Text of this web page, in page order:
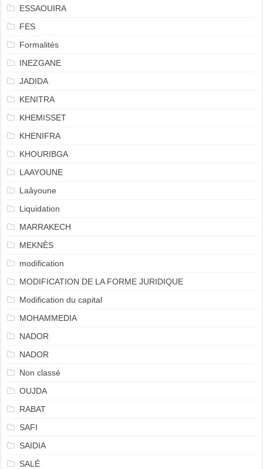
ESSAOUIRA
FES
Formalités
INEZGANE
JADIDA
KENITRA
KHEMISSET
KHENIFRA
KHOURIBGA
LAAYOUNE
Laâyoune
Liquidation
MARRAKECH
MEKNÈS
modification
MODIFICATION DE LA FORME JURIDIQUE
Modification du capital
MOHAMMEDIA
NADOR
NADOR
Non classé
OUJDA
RABAT
SAFI
SAIDIA
SALÉ